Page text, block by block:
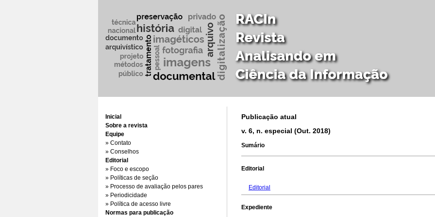
Inicial
Sobre a revista
Equipe
» Contato
» Conselhos
Editorial
» Foco e escopo
» Políticas de seção
» Processo de avaliação pelos pares
» Periodicidade
» Política de acesso livre
Normas para publicação
Publicação atual
v. 6, n. especial (Out. 2018)
Sumário
Editorial
Editorial
Expediente